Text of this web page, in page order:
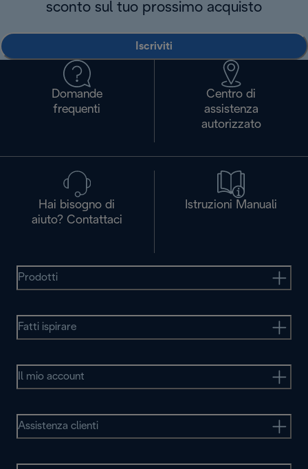
sconto sul tuo prossimo acquisto
Iscriviti
Domande
frequenti
Centro di
assistenza
autorizzato
Hai bisogno di
aiuto? Contattaci
Istruzioni Manuali
Prodotti
Fatti ispirare
Il mio account
Assistenza clienti